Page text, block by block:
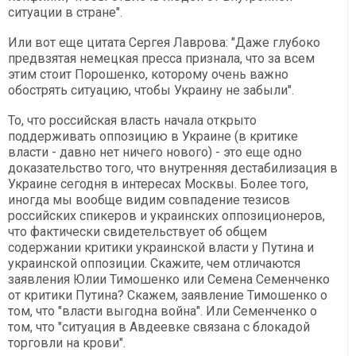
ситуации в стране".
Или вот еще цитата Сергея Лаврова: "Даже глубоко
предвзятая немецкая пресса признала, что за всем
этим стоит Порошенко, которому очень важно
обострять ситуацию, чтобы Украину не забыли".
То, что российская власть начала открыто
поддерживать оппозицию в Украине (в критике
власти - давно нет ничего нового) - это еще одно
доказательство того, что внутренняя дестабилизация в
Украине сегодня в интересах Москвы. Более того,
иногда мы вообще видим совпадение тезисов
российских спикеров и украинских оппозиционеров,
что фактически свидетельствует об общем
содержании критики украинской власти у Путина и
украинской оппозиции. Скажите, чем отличаются
заявления Юлии Тимошенко или Семена Семенченко
от критики Путина? Скажем, заявление Тимошенко о
том, что "власти выгодна война". Или Семенченко о
том, что "ситуация в Авдеевке связана с блокадой
торговли на крови".